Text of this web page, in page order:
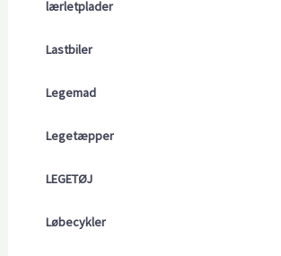
lærletplader
Lastbiler
Legemad
Legetæpper
LEGETØJ
Løbecykler